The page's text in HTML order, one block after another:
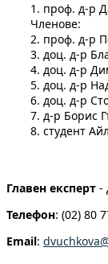
1. проф. д-р
Членове:
2. проф. д-р
3. доц. д-р
4. доц. д-р
5. доц. д-р
6. доц. д-р
7. д-р Борис
8. студент
Главен експерт -
Телефон: (02) 80
Email: